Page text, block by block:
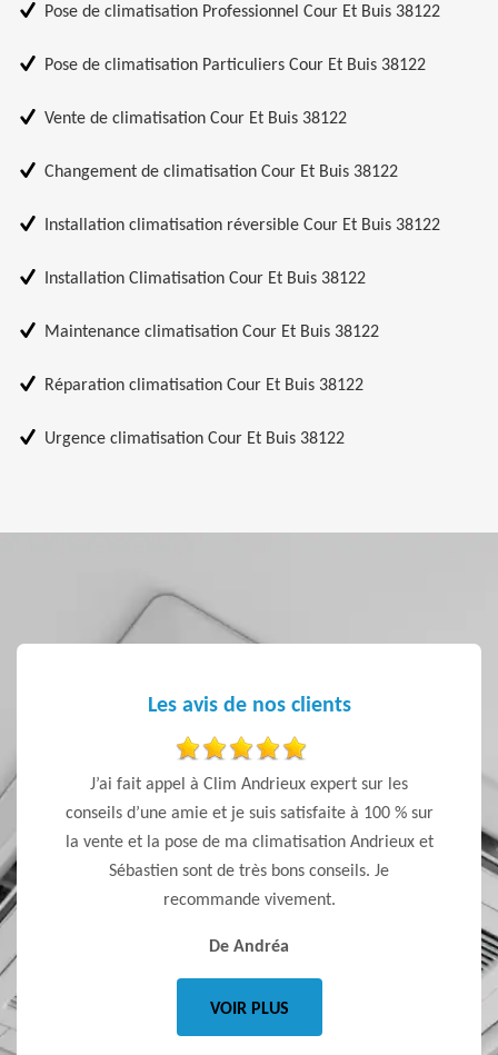
Pose de climatisation Professionnel Cour Et Buis 38122
Pose de climatisation Particuliers Cour Et Buis 38122
Vente de climatisation Cour Et Buis 38122
Changement de climatisation Cour Et Buis 38122
Installation climatisation réversible Cour Et Buis 38122
Installation Climatisation Cour Et Buis 38122
Maintenance climatisation Cour Et Buis 38122
Réparation climatisation Cour Et Buis 38122
Urgence climatisation Cour Et Buis 38122
Les avis de nos clients
et un
J’ai fait appel à Clim Andrieux expert sur les
conseils d’une amie et je suis satisfaite à 100 % sur
la vente et la pose de ma climatisation Andrieux et
Sébastien sont de très bons conseils. Je
recommande vivement.
De Andréa
VOIR PLUS